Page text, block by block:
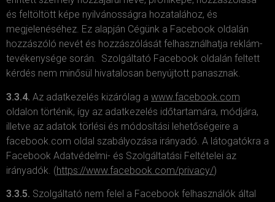
és feltöltött képe nyilvánosságra hozatalához, és
megjelenéséhez. Ez alapján Cégünk a Facebook oldalán
hozzászóló nevét és hozzászólását felhasználhatja reklám-
tevékenysége során. Szolgáltató Facebook oldalán feltett
kérdés nem minősül hivatalosan benyújtott panasznak.
3.3.4. Az adatkezelés kizárólag a www.facebook.com
oldalon történik, így az adatkezelés időtartamára, módjára,
illetve az adatok törlési és módosítási lehetőségeire a
facebook.com oldal szabályozása irányadó. A látogatókra a
Facebook Adatvédelmi- és Szolgáltatási Feltételei az
irányadók. (https://www.facebook.com/privacy/)
3.3.5. Szolgáltató nem felel a Facebook felhasználók által